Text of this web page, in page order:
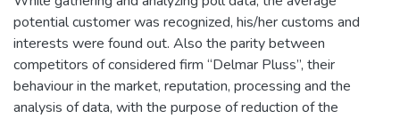
potential customer was recognized, his/her customs and
interests were found out. Also the parity between
competitors of considered firm “Delmar Pluss”, their
behaviour in the market, reputation, processing and the
analysis of data, with the purpose of reduction of the